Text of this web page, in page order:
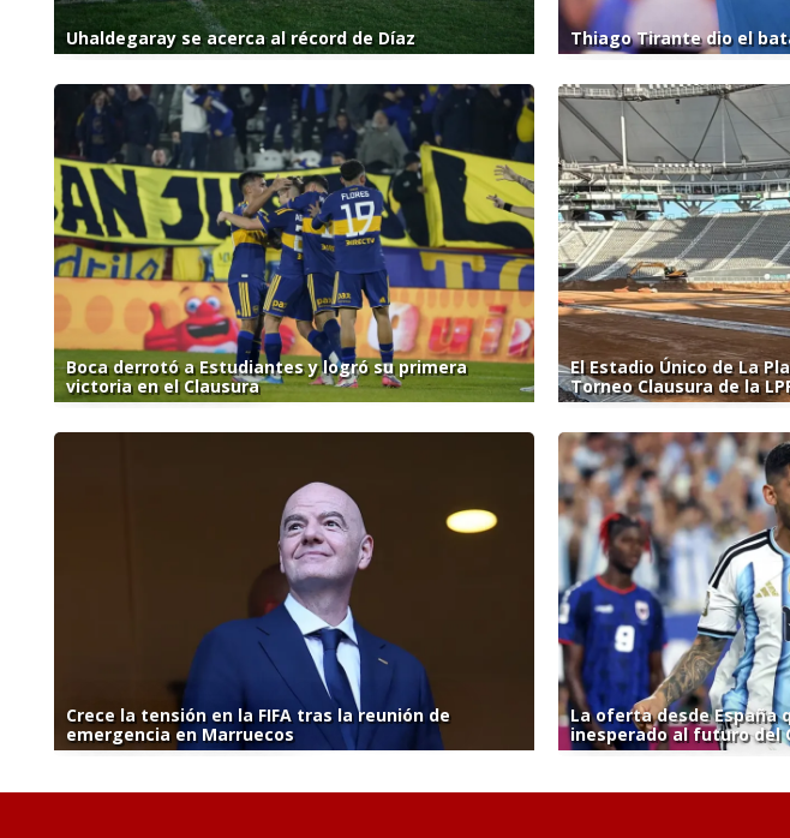
Uhaldegaray se acerca al récord de Díaz Thiago Tirante dio el
Boca derrotó a Estudiantes y logró su primera
victoria en el Clausura
El Estadio Único de La
Torneo Clausura de la
Crece la tensión en la FIFA tras la reunión de
emergencia en Marruecos
La oferta desde España
inesperado al futuro del